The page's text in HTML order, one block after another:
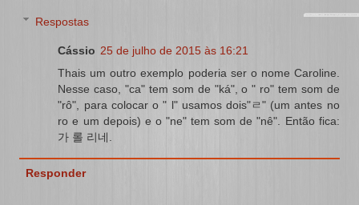
Respostas
Cássio 25 de julho de 2015 às 16:21
Thais um outro exemplo poderia ser o nome Caroline.
Nesse caso, "ca" tem som de "ká", o " ro" tem som de
"rô", para colocar o " l" usamos dois"ㄹ" (um antes no
ro e um depois) e o "ne" tem som de "nê". Então fica:
가 롤 리네.
Responder